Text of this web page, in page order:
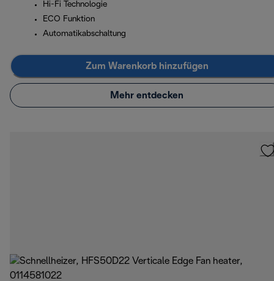
Hi-Fi Technologie
ECO Funktion
Automatikabschaltung
Zum Warenkorb hinzufügen
Mehr entdecken